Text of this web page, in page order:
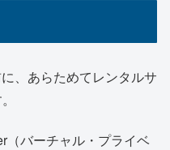
、あらためてレンタルサ
（バーチャル・プライベ